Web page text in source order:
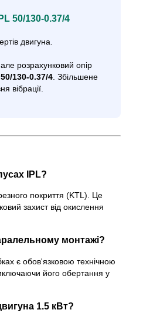
50/130-0.37/4
двигуна.
розрахунковий опір
130-0.37/4. Збільшене
вібрації.
IPL?
покриття (KTL). Це
захист від окислення
монтажі?
є обов'язковою технічною
його обертання у
1.5 кВт?